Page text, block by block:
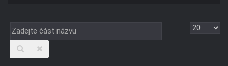
Zadejte
část
názvu
Zobrazit